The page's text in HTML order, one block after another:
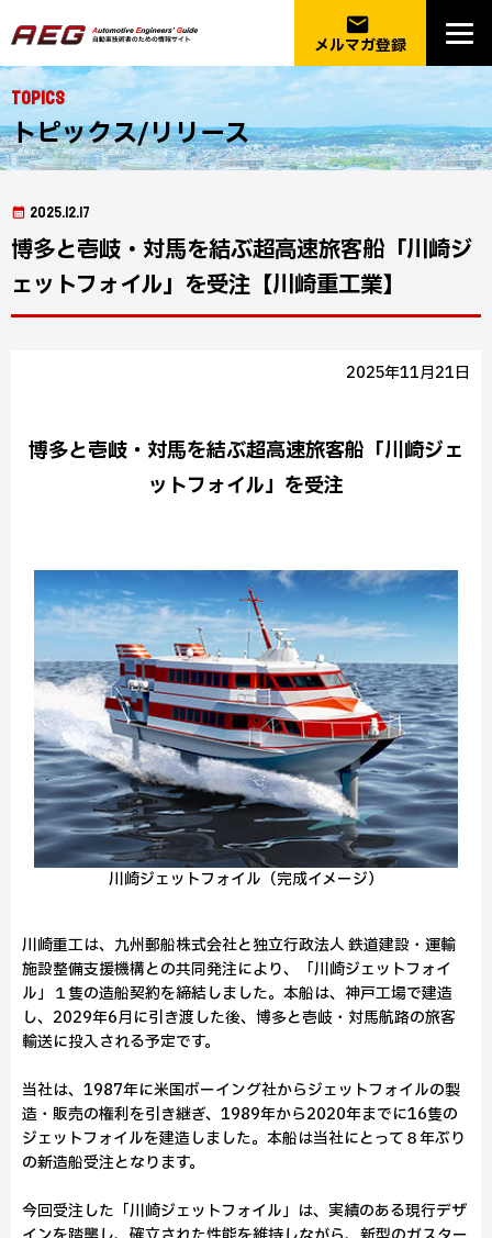
email
メルマガ登録
Topics
トピックス/リリース
2025.12.17
博多と壱岐・対馬を結ぶ超高速旅客船「川崎ジ
ェットフォイル」を受注【川崎重工業】
2025年11月21日
博多と壱岐・対馬を結ぶ超高速旅客船「川崎ジェ
ットフォイル」を受注
川崎ジェットフォイル（完成イメージ）
川崎重工は、九州郵船株式会社と独立行政法人 鉄道建設・運輸
施設整備支援機構との共同発注により、「川崎ジェットフォイ
ル」１隻の造船契約を締結しました。本船は、神戸工場で建造
し、2029年6月に引き渡した後、博多と壱岐・対馬航路の旅客
輸送に投入される予定です。
当社は、1987年に米国ボーイング社からジェットフォイルの製
造・販売の権利を引き継ぎ、1989年から2020年までに16隻の
ジェットフォイルを建造しました。本船は当社にとって８年ぶり
の新造船受注となります。
今回受注した「川崎ジェットフォイル」は、実績のある現行デザ